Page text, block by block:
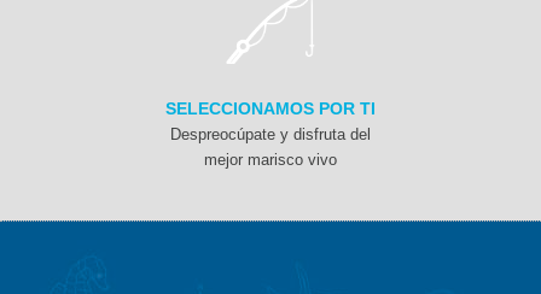
SELECCIONAMOS POR TI
Despreocúpate y disfruta del
mejor marisco vivo